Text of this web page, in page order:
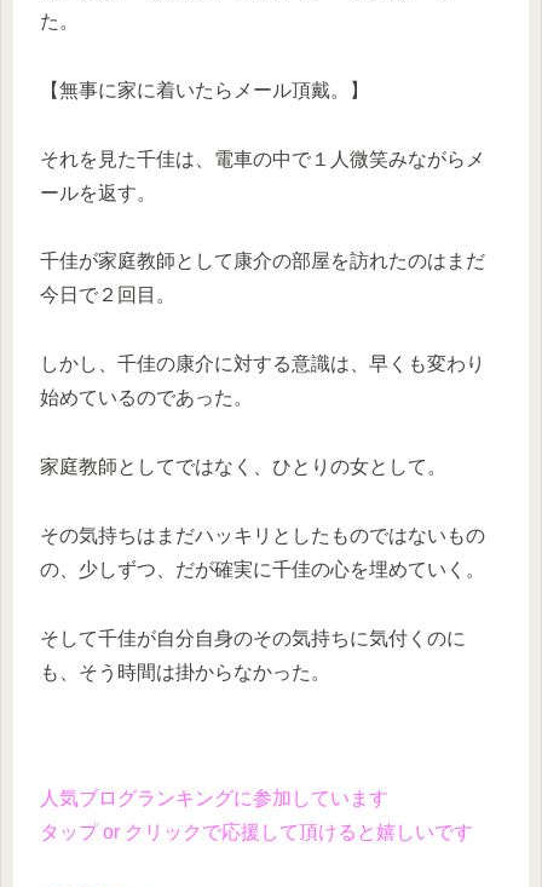
た。
【無事に家に着いたらメール頂戴。】
それを見た千佳は、電車の中で１人微笑みながらメ
ールを返す。
千佳が家庭教師として康介の部屋を訪れたのはまだ
今日で２回目。
しかし、千佳の康介に対する意識は、早くも変わり
始めているのであった。
家庭教師としてではなく、ひとりの女として。
その気持ちはまだハッキリとしたものではないもの
の、少しずつ、だが確実に千佳の心を埋めていく。
そして千佳が自分自身のその気持ちに気付くのに
も、そう時間は掛からなかった。
人気ブログランキングに参加しています
タップ or クリックで応援して頂けると嬉しいです